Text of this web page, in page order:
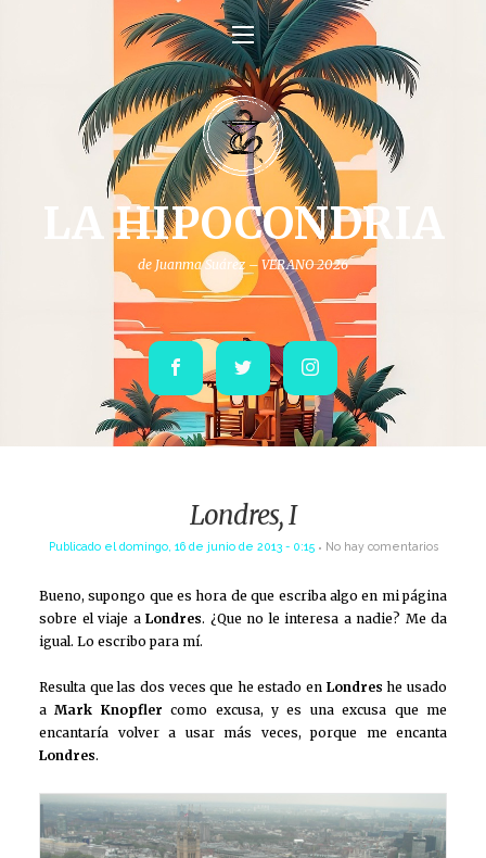
LA HIPOCONDRIA
de Juanma Suárez – VERANO 2026
Facebook Twitter Instagram
Londres, I
Publicado el domingo, 16 de junio de 2013 - 0:15 No hay comentarios
Bueno, supongo que es hora de que escriba algo en mi página
sobre el viaje a Londres. ¿Que no le interesa a nadie? Me da
igual. Lo escribo para mí.
Resulta que las dos veces que he estado en Londres he usado
aMark Knopfler como excusa, y es una excusa que me
encantaría volver a usar más veces, porque me encanta
Londres.